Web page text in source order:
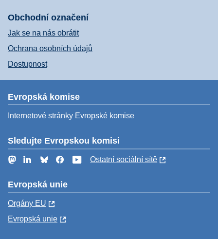
Obchodní označení
Jak se na nás obrátit
Ochrana osobních údajů
Dostupnost
Evropská komise
Internetové stránky Evropské komise
Sledujte Evropskou komisi
MastodonLinkedInBlueskyFacebookYouTube
Ostatní sociální sítě
Evropská unie
Orgány EU
Evropská unie